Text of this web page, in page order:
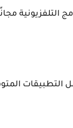
التلفزيونية
التطبيقات